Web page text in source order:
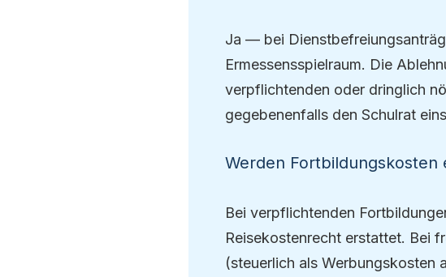
Ja — bei
Ermessensspielraum. Die
verpflichtenden oder dringlich
gegebenenfalls den Schulrat
Werden Fortbildungskosten
Bei verpflichtenden
Reisekostenrecht erstattet. Bei
(steuerlich als Werbungskosten